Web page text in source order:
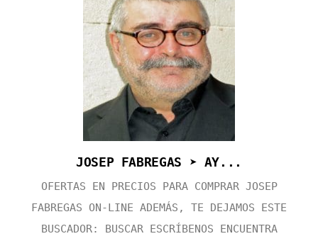
JOSEP FABREGAS ➤ AY...
OFERTAS EN PRECIOS PARA COMPRAR JOSEP
FABREGAS ON-LINE ADEMÁS, TE DEJAMOS ESTE
BUSCADOR: BUSCAR ESCRÍBENOS ENCUENTRA